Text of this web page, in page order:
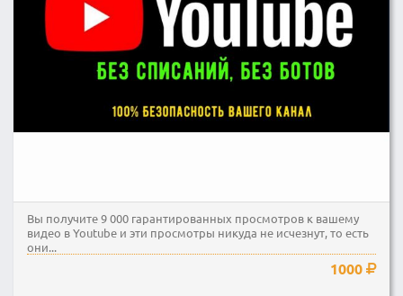
Вы получите 9 000 гарантированных просмотров к вашему
видео в Youtube и эти просмотры никуда не исчезнут, то есть
они...
1000